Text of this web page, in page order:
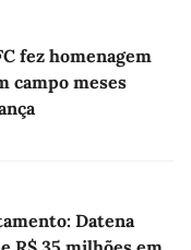
fez homenagem
campo meses
Datena